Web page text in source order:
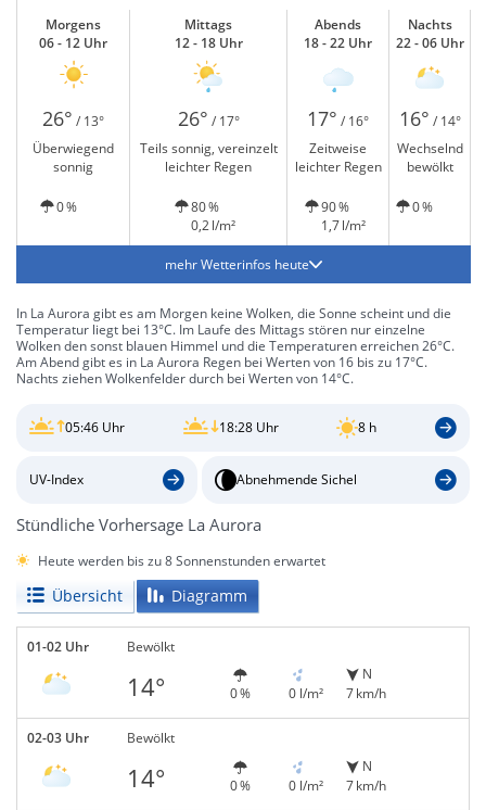
Morgens
06 - 12 Uhr
Mittags
12 - 18 Uhr
Abends
18 - 22 Uhr
Nachts
22 - 06 Uhr
26° / 13° 26° / 17° 17° / 16° 16° / 14°
Überwiegend
sonnig
Teils sonnig, vereinzelt
leichter Regen
Zeitweise
leichter Regen
Wechselnd
bewölkt
0 %
80 %
0,2 l/m²
90 %
1,7 l/m²
0 %
mehr Wetterinfos heute
In La Aurora gibt es am Morgen keine Wolken, die Sonne scheint und die
Temperatur liegt bei 13°C. Im Laufe des Mittags stören nur einzelne
Wolken den sonst blauen Himmel und die Temperaturen erreichen 26°C.
Am Abend gibt es in La Aurora Regen bei Werten von 16 bis zu 17°C.
Nachts ziehen Wolkenfelder durch bei Werten von 14°C.
05:46 Uhr 18:28 Uhr 8 h
UV-Index Abnehmende Sichel
Stündliche Vorhersage La Aurora
Heute werden bis zu 8 Sonnenstunden erwartet
Übersicht Diagramm
01-02 Uhr Bewölkt
14° 0 % 0 l/m²
N
7 km/h
02-03 Uhr Bewölkt
14° 0 % 0 l/m²
N
7 km/h